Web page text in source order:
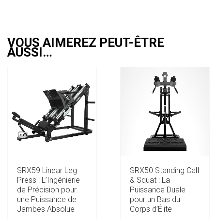
VOUS AIMEREZ PEUT-ÊTRE
AUSSI…
SRX59 Linear Leg
Press : L’Ingénierie
de Précision pour
une Puissance de
Jambes Absolue
SRX50 Standing Calf
& Squat : La
Puissance Duale
pour un Bas du
Corps d’Élite